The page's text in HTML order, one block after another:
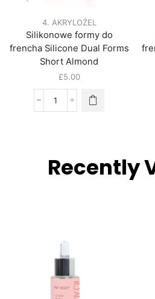
4. AKRYLOŻEL
Silikonowe formy do
frencha Silicone Dual Forms
Short Almond
£5.00
Recently